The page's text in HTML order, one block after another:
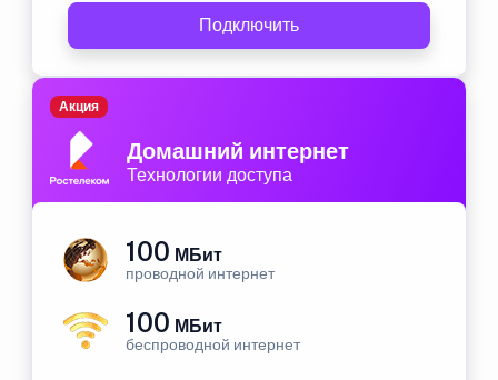
Подключить
Домашний интернет
Технологии доступа
Акция
100 МБит
проводной интернет
100 МБит
беспроводной интернет